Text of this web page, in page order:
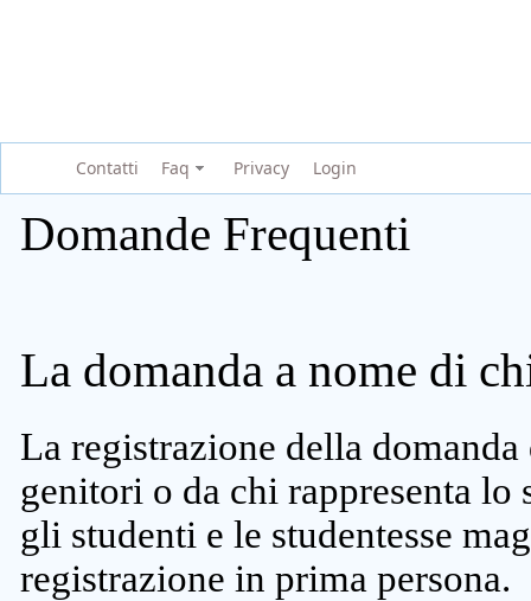
Contatti Faq Privacy Login
Domande Frequenti
La domanda a nome di
La registrazione della
genitori o da chi rappresenta lo
gli studenti e le studentesse
registrazione in prima persona.